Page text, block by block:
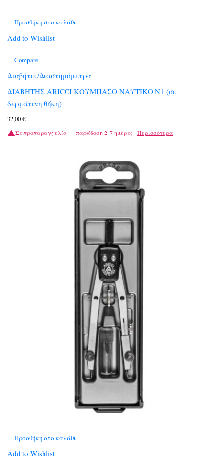
Προσθήκη στο καλάθι
Add to Wishlist
Compare
Διαβήτες/Διαστημόμετρα
ΔΙΑΒΗΤΗΣ ARICCI ΚΟΥΜΠΑΣΟ ΝΑΥΤΙΚΟ N1 (σε
δερμάτινη θήκη)
32,00 €
Σε προπαραγγελία — παράδοση 2–7 ημέρες. Περισσότερα
Προσθήκη στο καλάθι
Add to Wishlist